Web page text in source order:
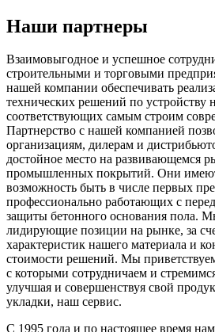
Наши партнеры
Взаимовыгодное и успешное
строительными и торговыми
нашей компании обеспечивать
технических решений по устройству
соответствующих самым строим
Партнерство с нашей компанией
организациям, дилерам и
достойное место на развивающемся
промышленных покрытий. Они
возможность быть в числе первых
профессионально работающих с
защиты бетонного основания пола.
лидирующие позиции на рынке, за
характеристик нашего материала и
стоимости решений. Мы
с которыми сотрудничаем и
улучшая и совершенствуя свой
укладки, наш сервис.
С 1995 года и по настоящее время